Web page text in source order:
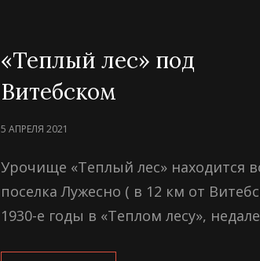
«Теплый лес» под
Витебском
POSTED
5 АПРЕЛЯ 2021
Урочище «Теплый лес» находится
поселка Лужесно ( в 12 км от
1930-е годы в «Теплом лесу»,